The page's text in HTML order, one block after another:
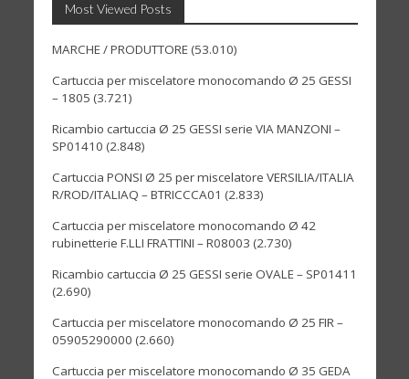
Most Viewed Posts
MARCHE / PRODUTTORE(53.010)
Cartuccia per miscelatore monocomando Ø 25 GESSI
– 1805 (3.721)
Ricambio cartuccia Ø 25 GESSI serie VIA MANZONI –
SP01410 (2.848)
Cartuccia PONSI Ø 25 per miscelatore VERSILIA/ITALIA
R/ROD/ITALIAQ – BTRICCCA01 (2.833)
Cartuccia per miscelatore monocomando Ø 42
rubinetterie F.LLI FRATTINI – R08003 (2.730)
Ricambio cartuccia Ø 25 GESSI serie OVALE – SP01411
(2.690)
Cartuccia per miscelatore monocomando Ø 25 FIR –
05905290000 (2.660)
Cartuccia per miscelatore monocomando Ø 35 GEDA